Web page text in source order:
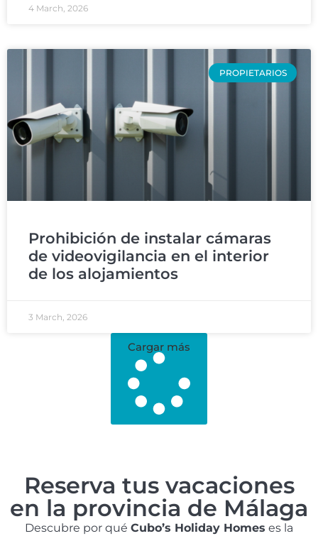
4 March, 2026
PROPIETARIOS
Prohibición de instalar cámaras
de videovigilancia en el interior
de los alojamientos
3 March, 2026
Cargar más
Reserva tus vacaciones
en la provincia de Málaga
Descubre por qué Cubo’s Holiday Homes es la